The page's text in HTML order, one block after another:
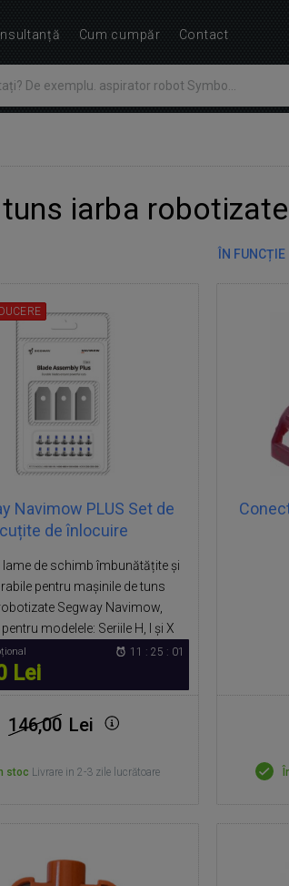
iarba robotizate
ÎN
Navimow PLUS Set de
cuțite de înlocuire
lame de schimb îmbunătățite și
pentru mașinile de tuns
Segway Navimow,
modelele: Seriile H, I și X
Lei
11 : 25 : 00
146,00 Lei
stoc Livrare in 2-3 zile lucrătoare
Cum cumpăr Contact